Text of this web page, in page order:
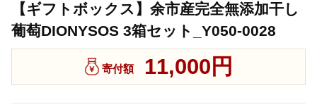
【ギフトボックス】余市産完全無添加干し
葡萄DIONYSOS 3箱セット_Y050-0028
寄付額 11,000円